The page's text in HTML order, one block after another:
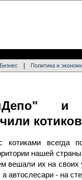
Бизнес Политика и
и
котиков
котиками всегда
нашей
вешали их на
а автослесари - на